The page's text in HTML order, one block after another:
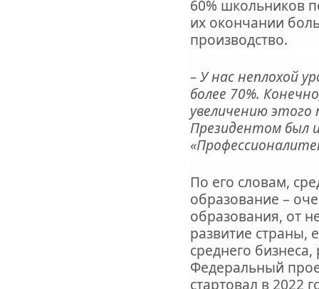
60% школьников
их окончании
производство.
– У нас неплохой
более 70%.
увеличению этого
Президентом был
По его словам,
образование –
образования, от
развитие страны,
среднего
Федеральный
стартовал в 2022